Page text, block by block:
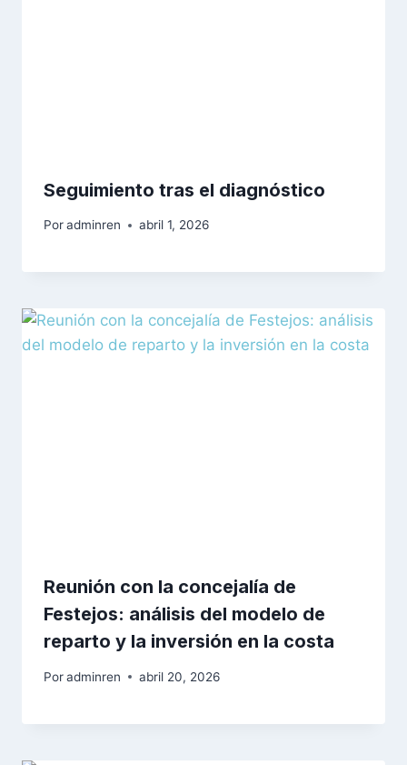
Seguimiento tras el diagnóstico
Poradminren abril 1, 2026
Reunión con la concejalía de
Festejos: análisis del modelo de
reparto y la inversión en la costa
Poradminren abril 20, 2026